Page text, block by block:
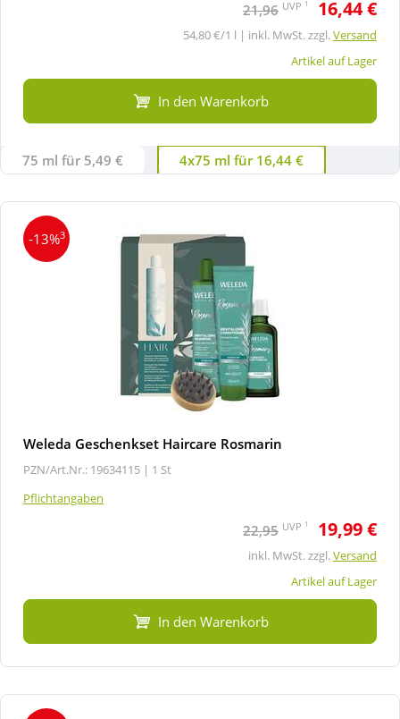
21,96 UVP 1 16,44 €
54,80 €/1 l | inkl. MwSt. zzgl.Versand
Artikel auf Lager
In den Warenkorb
75 ml für 5,49 € 4x75 ml für 16,44 €
-13%3
Weleda Geschenkset Haircare Rosmarin
PZN/Art.Nr.: 19634115 | 1 St
Pflichtangaben
22,95 UVP 1 19,99 €
inkl. MwSt. zzgl.Versand
Artikel auf Lager
In den Warenkorb